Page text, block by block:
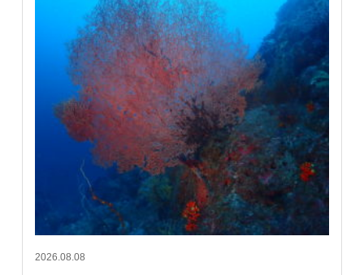
2026.08.08